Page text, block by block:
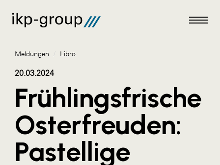
Meldungen
AKTUELLES
ACO
ALEX Krems
Meldungen / Libro
20.03.2024
Frühlingsfrische
Osterfreuden:
Pastellige